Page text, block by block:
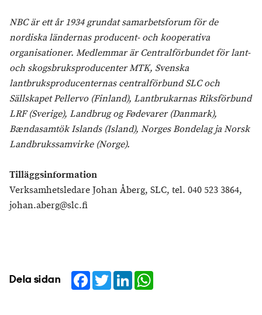
NBC är ett år 1934 grundat samarbetsforum för de
nordiska ländernas producent- och kooperativa
organisationer. Medlemmar är Centralförbundet för lant-
och skogsbruksproducenter MTK, Svenska
lantbruksproducenternas centralförbund SLC och
Sällskapet Pellervo (Finland), Lantbrukarnas Riksförbund
LRF (Sverige), Landbrug og Fødevarer (Danmark),
Bændasamtök Islands (Island), Norges Bondelag ja Norsk
Landbrukssamvirke (Norge).
Tilläggsinformation
Verksamhetsledare Johan Åberg, SLC, tel. 040 523 3864,
johan.aberg@slc.fi
Dela sidan Facebook
TwitterLinkedIn